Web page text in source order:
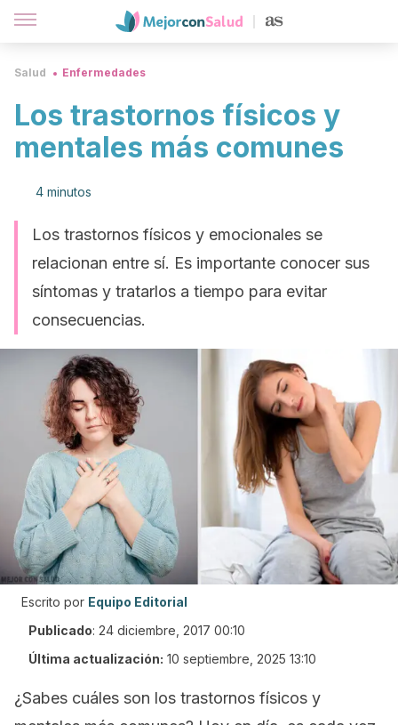
Salud Enfermedades
Los trastornos físicos y
mentales más comunes
4 minutos
Los trastornos físicos y emocionales se
relacionan entre sí. Es importante conocer sus
síntomas y tratarlos a tiempo para evitar
consecuencias.
Escrito por Equipo Editorial
Publicado: 24 diciembre, 2017 00:10
Última actualización: 10 septiembre, 2025 13:10
¿Sabes cuáles son los trastornos físicos y